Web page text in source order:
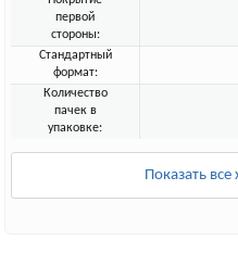
первой
стороны:
Стандартный
формат:
Количество
пачек в
упаковке:
Показать все